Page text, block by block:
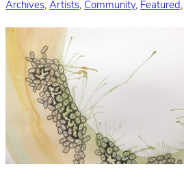
Archives, Artists, Community, Featured,